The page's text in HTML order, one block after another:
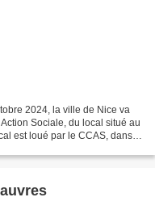
2024, la ville de Nice va
Sociale, du local situé au
est loué par le CCAS, dans